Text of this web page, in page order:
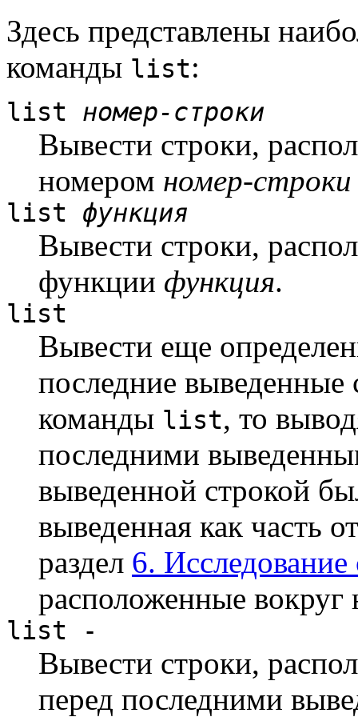
Здесь представлены
команды list:
list номер-строки
Вывести строки,
номером номер-строки
list функция
Вывести строки,
функции функция.
list
Вывести еще
последние
команды list, то
последними
выведенной строкой
выведенная как часть
раздел 6. Исследование
расположенные вокруг
list -
Вывести строки,
перед последними